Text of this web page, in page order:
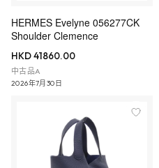
HERMES Evelyne 056277CK
Shoulder Clemence
HKD 41860.00
中古品A
2026年7月30日